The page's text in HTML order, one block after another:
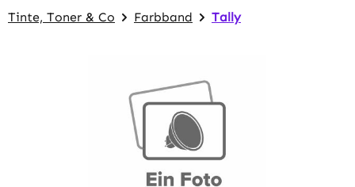
Tinte, Toner & Co Farbband Tally